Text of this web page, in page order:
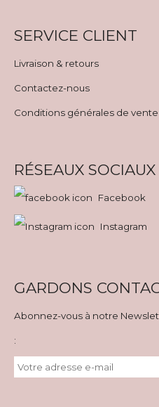
SERVICE CLIENT
Livraison & retours
Contactez-nous
Conditions générales de vente
RÉSEAUX SOCIAUX
Facebook
Instagram
GARDONS
Abonnez-vous à notre
: